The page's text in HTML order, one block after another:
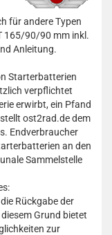
für andere Typen
165/90/90 mm inkl.
Anleitung.
Starterbatterien
verpflichtet
erwirbt, ein Pfand
ost2rad.de dem
Endverbraucher
an den
Sammelstelle
Rückgabe der
Grund bietet
zur